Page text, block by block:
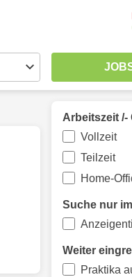
Arbeitszeit /-
Vollzeit
Teilzeit
Home-
Suche nur im
Weiter
Praktika